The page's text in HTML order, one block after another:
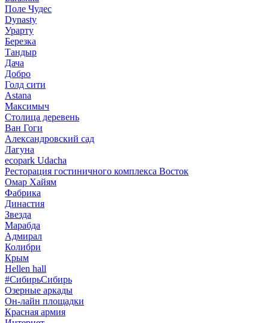
Поле Чудес
Dynasty
Урарту
Березка
Тандыр
Дача
Добро
Голд сити
Astana
Максимыч
Столица деревень
Ван Гоги
Александровский сад
Лагуна
ecopark Udacha
Ресторация гостиничного комплекса Восток
Омар Хайям
Фабрика
Династия
Звезда
Марабда
Адмирал
Колибри
Крым
Hellen hall
#СибирьСибирь
Озерные аркады
Он-лайн площадки
Красная армия